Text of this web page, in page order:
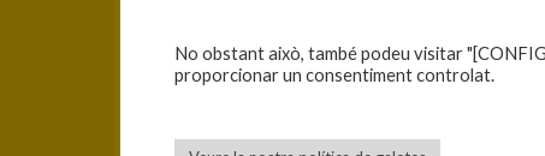
No obstant això, també podeu visitar
proporcionar un consentiment controlat.